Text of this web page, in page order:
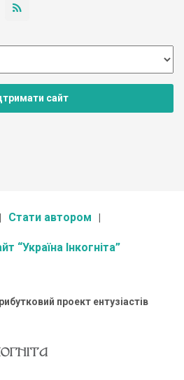
сайт
Стати автором
“Україна Інкогніта”
проект ентузіастів